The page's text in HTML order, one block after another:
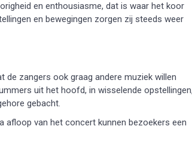
en enthousiasme, dat is waar het koor
en bewegingen zorgen zij steeds weer
de zangers ook graag andere muziek willen
uit het hoofd, in wisselende
gebacht.
afloop van het concert kunnen bezoekers een